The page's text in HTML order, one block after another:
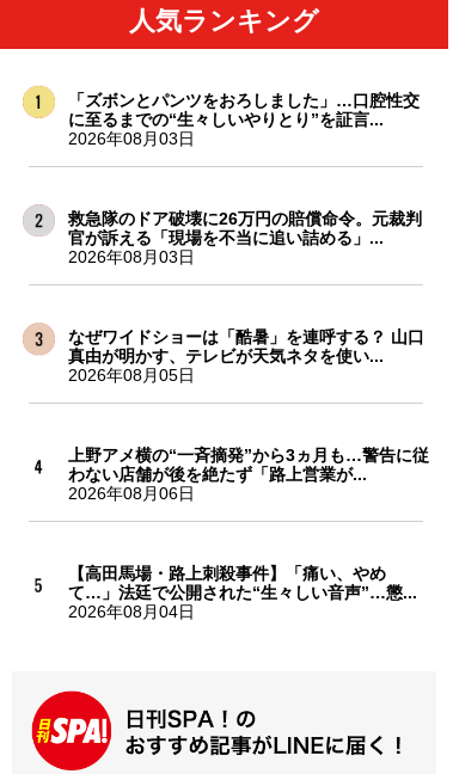
人気ランキング
「ズボンとパンツをおろしました」…口腔性交
に至るまでの“生々しいやりとり”を証言...
2026年08月03日
救急隊のドア破壊に26万円の賠償命令。元裁判
官が訴える「現場を不当に追い詰める」...
2026年08月03日
なぜワイドショーは「酷暑」を連呼する？ 山口
真由が明かす、テレビが天気ネタを使い...
2026年08月05日
上野アメ横の“一斉摘発”から3ヵ月も…警告に従
わない店舗が後を絶たず「路上営業が...
2026年08月06日
【高田馬場・路上刺殺事件】「痛い、やめ
て…」法廷で公開された“生々しい音声”…懲...
2026年08月04日